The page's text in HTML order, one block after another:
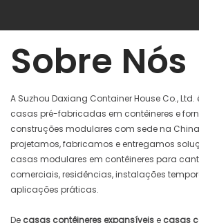
Sobre Nós
A Suzhou Daxiang Container House Co.,
casas pré-fabricadas em contêineres e
construções modulares com sede na
projetamos, fabricamos e entregamos
casas modulares em contêineres para
comerciais, residências, instalações
aplicações práticas.
De casas contêineres expansíveis e casas